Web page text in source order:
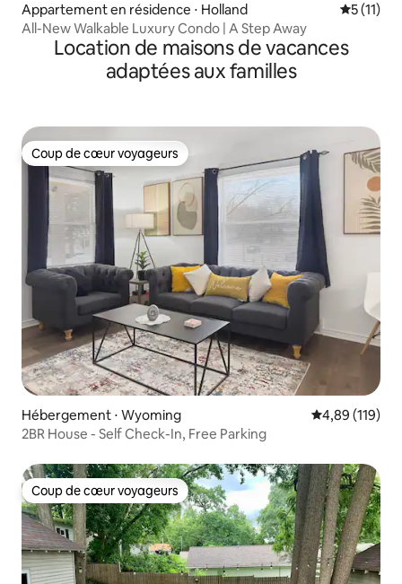
Appartement en résidence ⋅ Holland
5 (11)
All-New Walkable Luxury Condo | A Step Away
Location de maisons de vacances
adaptées aux familles
Coup de cœur voyageurs
Coup de cœur voyageurs
Hébergement ⋅ Wyoming Évaluation
4,89 (119)
2BR House - Self Check-In, Free Parking
Coup de cœur voyageurs
Coup de cœur voyageurs